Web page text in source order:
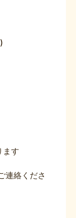
ます
連絡くださ